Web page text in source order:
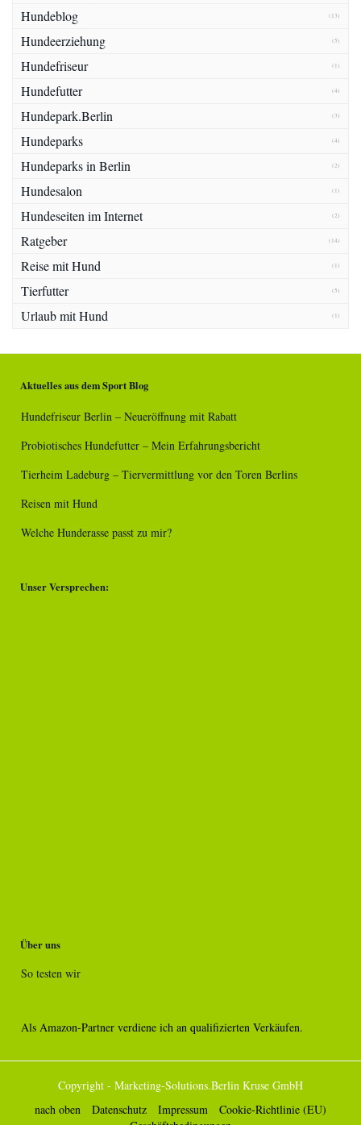
Hundeblog (13)
Hundeerziehung (5)
Hundefriseur (1)
Hundefutter (4)
Hundepark.Berlin (3)
Hundeparks (4)
Hundeparks in Berlin (2)
Hundesalon (1)
Hundeseiten im Internet (2)
Ratgeber (14)
Reise mit Hund (1)
Tierfutter (5)
Urlaub mit Hund (1)
Aktuelles aus dem Sport Blog
Hundefriseur Berlin – Neueröffnung mit Rabatt
Probiotisches Hundefutter – Mein Erfahrungsbericht
Tierheim Ladeburg – Tiervermittlung vor den Toren Berlins
Reisen mit Hund
Welche Hunderasse passt zu mir?
Unser Versprechen:
Über uns
So testen wir
Als Amazon-Partner verdiene ich an qualifizierten Verkäufen.
Copyright - Marketing-Solutions.Berlin Kruse GmbH
nach oben
Datenschutz Impressum
Cookie-Richtlinie (EU)